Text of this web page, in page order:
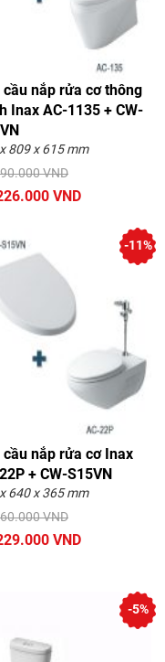
cầu nắp rửa cơ thông
Inax AC-1135 + CW-
809 x 615 mm
VND
VND
cầu nắp rửa cơ Inax
+ CW-S15VN
640 x 365 mm
VND
VND
-11%
-5%